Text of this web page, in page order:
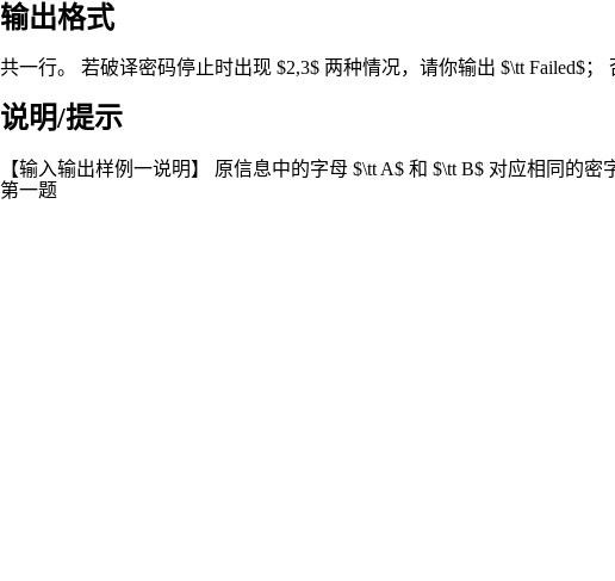
输出格式
共一行。 若破译密码停止时出现 $2,3$ 两种情况，请你输出 $\tt Failed$
说明/提示
【输入输出样例一说明】 原信息中的字母 $\tt A$ 和 $\tt B$ 对应相同的
第一题